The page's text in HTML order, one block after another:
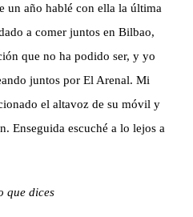
un año hablé con ella la última
a comer juntos en Bilbao,
que no ha podido ser, y yo
juntos por El Arenal. Mi
el altavoz de su móvil y
Enseguida escuché a lo lejos a
que dices